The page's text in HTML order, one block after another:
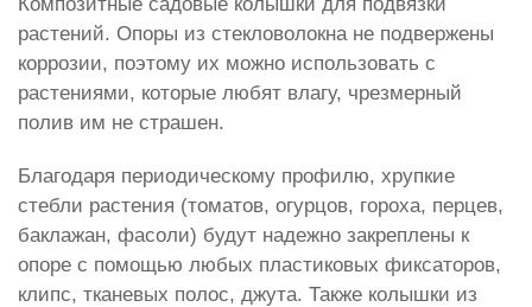
растений. Опоры из стекловолокна не подвержены
коррозии, поэтому их можно использовать с
растениями, которые любят влагу, чрезмерный
полив им не страшен.
Благодаря периодическому профилю, хрупкие
стебли растения (томатов, огурцов, гороха, перцев,
баклажан, фасоли) будут надежно закреплены к
опоре с помощью любых пластиковых фиксаторов,
клипс, тканевых полос, джута. Также колышки из